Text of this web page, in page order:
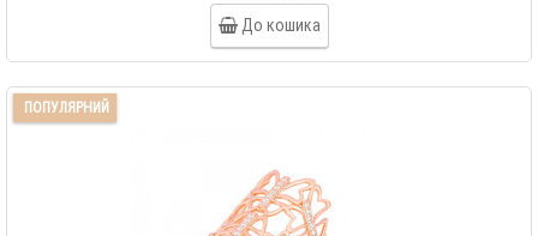
До кошика
ПОПУЛЯРНИЙ